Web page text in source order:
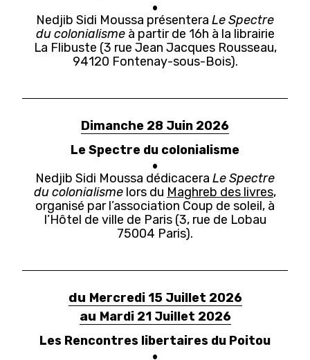
Nedjib Sidi Moussa présentera Le Spectre
du colonialismeà partir de 16h à la librairie
La Flibuste (3 rue Jean Jacques Rousseau,
94120 Fontenay-sous-Bois).
Dimanche 28 Juin 2026
Le Spectre du colonialisme
Nedjib Sidi Moussa dédicacera Le Spectre
du colonialisme lors du Maghreb des livres,
organisé par l’association Coup de soleil, à
l’Hôtel de ville de Paris (3, rue de Lobau
75004 Paris).
du Mercredi 15 Juillet 2026
au Mardi 21 Juillet 2026
Les Rencontres libertaires du Poitou